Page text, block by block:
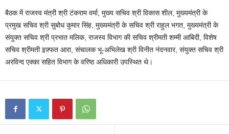
बैठक में राजस्व मंत्री श्री टंकराम वर्मा, मुख्य सचिव श्री विकास शील, मुख्यमंत्री के
प्रमुख सचिव श्री सुबोध कुमार सिंह, मुख्यमंत्री के सचिव श्री राहुल भगत, मुख्यमंत्री के
संयुक्त सचिव श्री प्रभात मलिक, राजस्व विभाग की सचिव श्रीमती शम्मी आबिदी, विशेष
सचिव श्रीमती इफ़्फत आरा, संचालक भू-अभिलेख श्री विनीत नंदनवार, संयुक्त सचिव श्री
अरविन्द एक्का सहित विभाग के वरिष्ठ अधिकारी उपस्थित थे।